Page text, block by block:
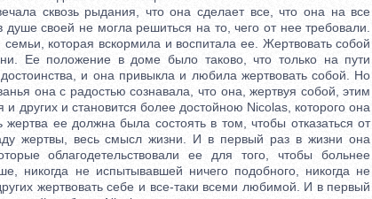
сквозь рыдания, что она сделает все, что она на все
своей не могла решиться на то, чего от нее требовали.
которая вскормила и воспитала ее. Жертвовать собой
Ее положение в доме было таково, что только на пути
и она привыкла и любила жертвовать собой. Но
она с радостью сознавала, что она, жертвуя собой, этим
других и становится более достойною Nicolas, которого она
ее должна была состоять в том, чтобы отказаться от
жертвы, весь смысл жизни. И в первый раз в жизни она
облагодетельствовали ее для того, чтобы больнее
никогда не испытывавшей ничего подобного, никогда не
жертвовать себе и все-таки всеми любимой. И в первый